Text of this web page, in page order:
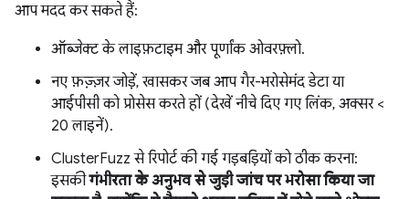
आप मदद कर सकते हैं:
ऑब्जेक्ट के लाइफ़टाइम और पूर्णांक ओवरफ़्लो.
नए फ़ज़्ज़र जोड़ें, खासकर जब आप गैर-भरोसेमंद डेटा या
आईपीसी को प्रोसेस करते हों (देखें नीचे दिए गए लिंक, अक्सर <
20 लाइनें).
ClusterFuzz से रिपोर्ट की गई गड़बड़ियों को ठीक करना:
इसकीगंभीरता के अनुभव से जुड़ी जांच पर भरोसा किया जा